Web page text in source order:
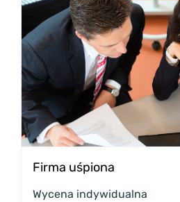
Firma uśpiona
Wycena indywidualna